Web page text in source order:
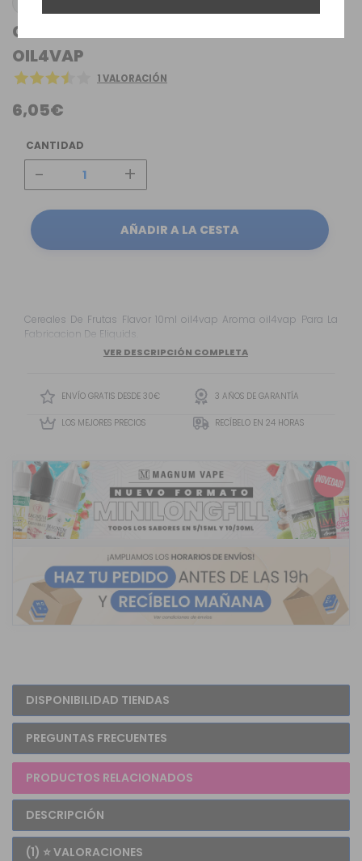
CEREALES DE FRUTAS FLAVOR 10ML
OIL4VAP
1 VALORACIÓN
6,05€
CANTIDAD
- +
AÑADIR A LA CESTA
Cereales De Frutas Flavor 10ml oil4vap Aroma oil4vap Para La
Fabricacion De Eliquids.
VER DESCRIPCIÓN COMPLETA
ENVÍO GRATIS DESDE 30€ 3 AÑOS DE GARANTÍA
LOS MEJORES PRECIOS RECÍBELO EN 24 HORAS
DISPONIBILIDAD TIENDAS
PREGUNTAS FRECUENTES
PRODUCTOS RELACIONADOS
DESCRIPCIÓN
(1) ⭐ VALORACIONES